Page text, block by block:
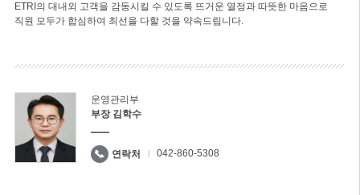
ETRI의 대내외 고객을 감동시킬 수 있도록 뜨거운 열정과 따뜻한 마음으로
직원 모두가 합심하여 최선을 다할 것을 약속드립니다.
운영관리부
부장 김학수
연락처 042-860-5308